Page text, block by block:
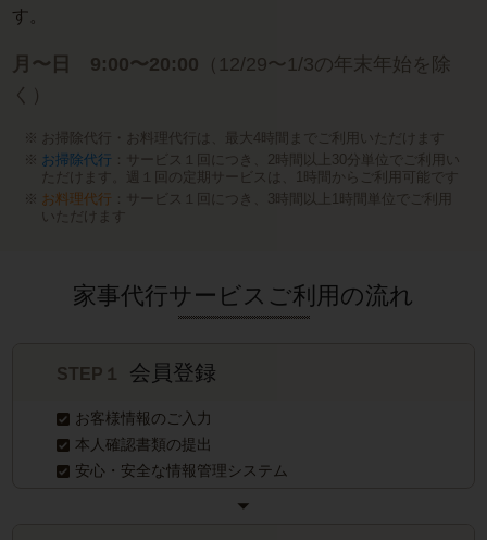
す。
月〜日 9:00〜20:00 （12/29〜1/3の年末年始を除
く）
お掃除代行・お料理代行は、最大4時間までご利用いただけます
お掃除代行 ：サービス１回につき、2時間以上30分単位でご利用い
ただけます。週１回の定期サービスは、1時間からご利用可能です
お料理代行 ：サービス１回につき、3時間以上1時間単位でご利用
いただけます
家事代行サービスご利用の流れ
STEP１ 会員登録
お客様情報のご入力
本人確認書類の提出
安心・安全な情報管理システム